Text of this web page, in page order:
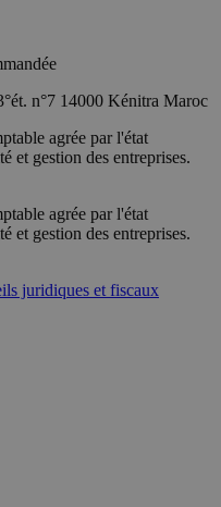
n°7 14000 Kénitra Maroc
agrée par l'état
et gestion des entreprises.
agrée par l'état
et gestion des entreprises.
juridiques et fiscaux